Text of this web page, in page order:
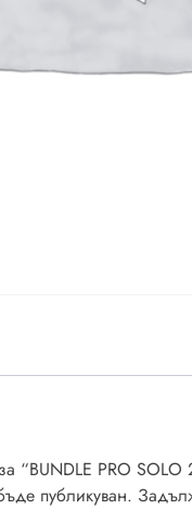
“BUNDLE PRO
публикуван.